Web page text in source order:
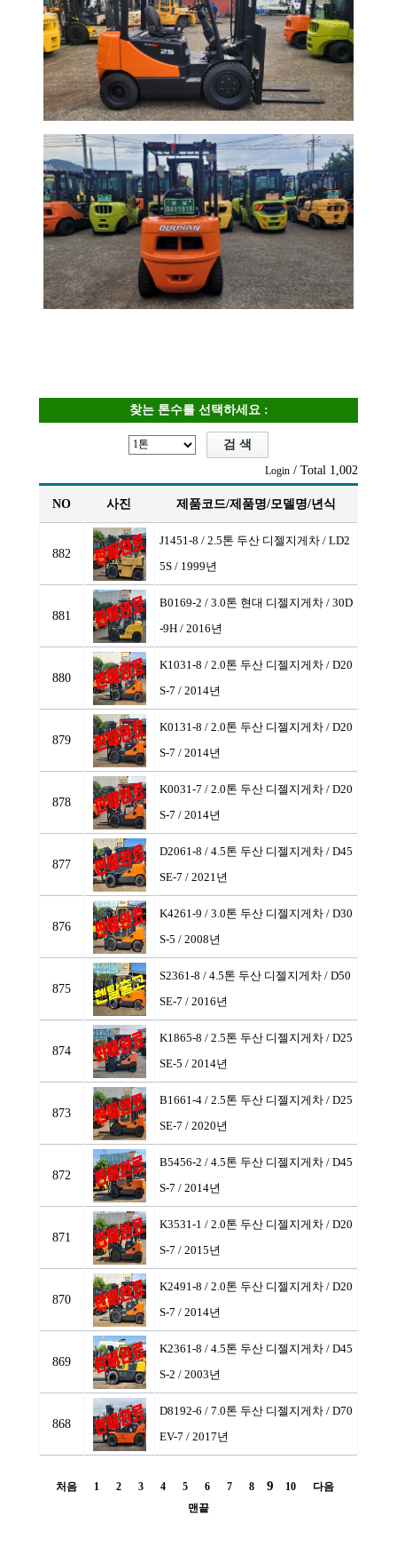
찾는 톤수를 선택하세요 :
Login / Total 1,002
NO 사진 제품코드/제품명/모델명/년식
882
J1451-8 / 2.5톤 두산 디젤지게차 / LD2
5S / 1999년
881
B0169-2 / 3.0톤 현대 디젤지게차 / 30D
-9H / 2016년
880
K1031-8 / 2.0톤 두산 디젤지게차 / D20
S-7 / 2014년
879
K0131-8 / 2.0톤 두산 디젤지게차 / D20
S-7 / 2014년
878
K0031-7 / 2.0톤 두산 디젤지게차 / D20
S-7 / 2014년
877
D2061-8 / 4.5톤 두산 디젤지게차 / D45
SE-7 / 2021년
876
K4261-9 / 3.0톤 두산 디젤지게차 / D30
S-5 / 2008년
875
S2361-8 / 4.5톤 두산 디젤지게차 / D50
SE-7 / 2016년
874
K1865-8 / 2.5톤 두산 디젤지게차 / D25
SE-5 / 2014년
873
B1661-4 / 2.5톤 두산 디젤지게차 / D25
SE-7 / 2020년
872
B5456-2 / 4.5톤 두산 디젤지게차 / D45
S-7 / 2014년
871
K3531-1 / 2.0톤 두산 디젤지게차 / D20
S-7 / 2015년
870
K2491-8 / 2.0톤 두산 디젤지게차 / D20
S-7 / 2014년
869
K2361-8 / 4.5톤 두산 디젤지게차 / D45
S-2 / 2003년
868
D8192-6 / 7.0톤 두산 디젤지게차 / D70
EV-7 / 2017년
처음 1 2 3 4 5 6 7 8 9 10
다음
맨끝